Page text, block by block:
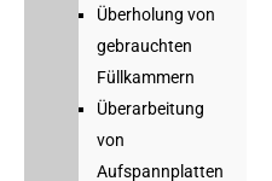
Überholung von
gebrauchten
Füllkammern
Überarbeitung
von
Aufspannplatten